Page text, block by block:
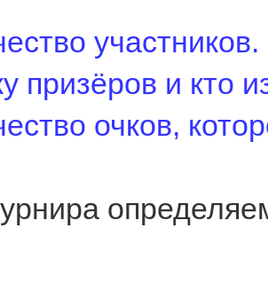
участников.
призёров и кто
очков,